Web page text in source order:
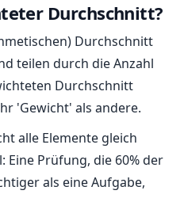
Durchschnitt?
Durchschnitt
teilen durch die Anzahl
Durchschnitt
'Gewicht' als andere.
alle Elemente gleich
Eine Prüfung, die 60% der
als eine Aufgabe,